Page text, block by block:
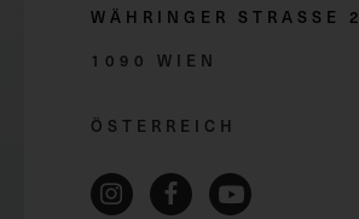
WÄHRINGER STRASSE 2
1090 WIEN
ÖSTERREICH